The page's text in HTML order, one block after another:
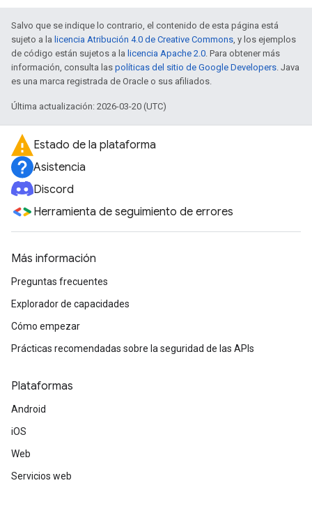
Salvo que se indique lo contrario, el contenido de esta página está
sujeto a la licencia Atribución 4.0 de Creative Commons, y los ejemplos
de código están sujetos a la licencia Apache 2.0. Para obtener más
información, consulta las políticas del sitio de Google Developers. Java
es una marca registrada de Oracle o sus afiliados.
Última actualización: 2026-03-20 (UTC)
Estado de la plataforma
Asistencia
Discord
Herramienta de seguimiento de errores
Más información
Preguntas frecuentes
Explorador de capacidades
Cómo empezar
Prácticas recomendadas sobre la seguridad de las APIs
Plataformas
Android
iOS
Web
Servicios web